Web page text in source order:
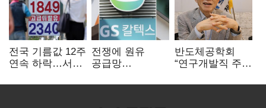
전국 기름값 12주
연속 하락…서울
전쟁에 원유
공급망
정유, 에너지안보
반도체공학회
“연구개발직 주
개선해야”